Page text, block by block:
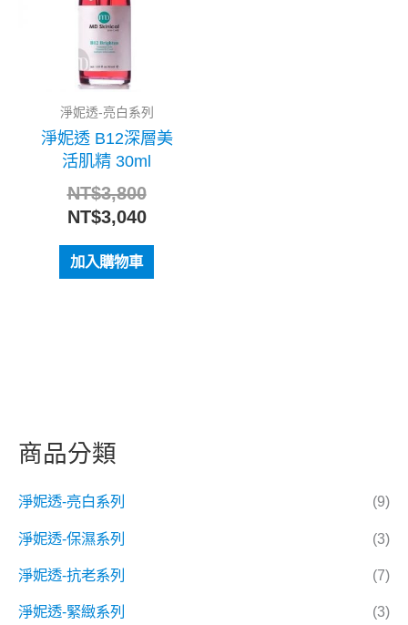
淨妮透-亮白系列
淨妮透 B12深層美
活肌精 30ml
NT$3,800
NT$3,040
加入購物車
商品分類
淨妮透-亮白系列 (9)
淨妮透-保濕系列 (3)
淨妮透-抗老系列 (7)
淨妮透-緊緻系列 (3)